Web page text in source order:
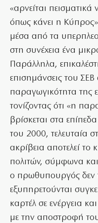
«αρνείται
όπως κάνει η
μέσα από τα
στη συνέχεια ένα
Παράλληλα,
επισημάνσεις του
παραγωγικότητα της
τονίζοντας ότι «η
βρίσκεται στα
του 2000, τελευταία
ακρίβεια αποτελεί
πολιτών, σύμφωνα και
ο πρωθυπουργός δεν
εξυπηρετούνται
καρτέλ σε ενέργεια
με την αποστροφή